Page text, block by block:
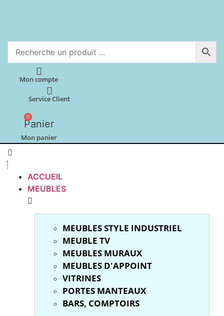
Mon compte
Service Client
0
Panier
Mon panier
ACCUEIL
MEUBLES
MEUBLES STYLE INDUSTRIEL
MEUBLE TV
MEUBLES MURAUX
MEUBLES D'APPOINT
VITRINES
PORTES MANTEAUX
BARS, COMPTOIRS